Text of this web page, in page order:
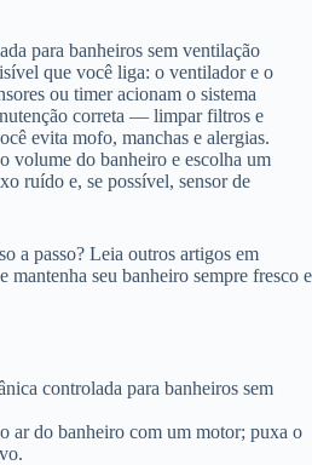
para banheiros sem ventilação
que você liga: o ventilador e o
ou timer acionam o sistema
correta — limpar filtros e
evita mofo, manchas e alergias.
volume do banheiro e escolha um
ruído e, se possível, sensor de
a passo? Leia outros artigos em
mantenha seu banheiro sempre fresco e
controlada para banheiros sem
ar do banheiro com um motor; puxa o